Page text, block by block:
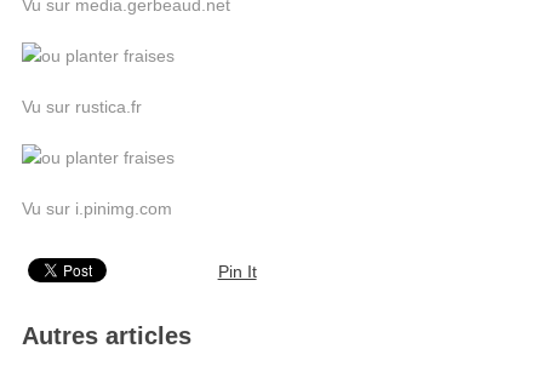
Vu sur media.gerbeaud.net
Vu sur rustica.fr
Vu sur i.pinimg.com
Pin It
Autres articles